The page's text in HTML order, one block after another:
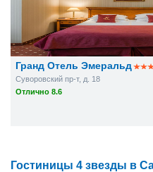
Гранд Отель Эмеральд
Суворовский пр-т, д. 18
Отлично 8.6
Гостиницы 4 звезды в